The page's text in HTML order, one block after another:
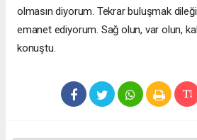
olmasın diyorum. Tekrar buluşmak
emanet ediyorum. Sağ olun, var olun,
konuştu.